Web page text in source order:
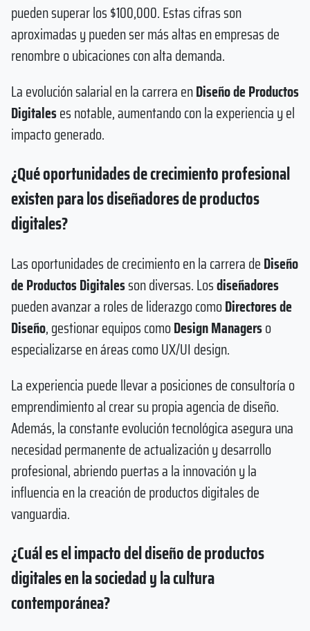
pueden superar los $100,000. Estas cifras son
aproximadas y pueden ser más altas en empresas de
renombre o ubicaciones con alta demanda.
La evolución salarial en la carrera enDiseño de Productos
Digitaleses notable, aumentando con la experiencia y el
impacto generado.
¿Qué oportunidades de crecimiento profesional
existen para los diseñadores de productos
digitales?
Las oportunidades de crecimiento en la carrera deDiseño
de Productos Digitalesson diversas. Losdiseñadores
pueden avanzar a roles de liderazgo comoDirectores de
Diseño, gestionar equipos comoDesign Managerso
especializarse en áreas como UX/UI design.
La experiencia puede llevar a posiciones de consultoría o
emprendimiento al crear su propia agencia de diseño.
Además, la constante evolución tecnológica asegura una
necesidad permanente de actualización y desarrollo
profesional, abriendo puertas a la innovación y la
influencia en la creación de productos digitales de
vanguardia.
¿Cuál es el impacto del diseño de productos
digitales en la sociedad y la cultura
contemporánea?